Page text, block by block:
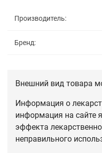
Производитель:
Бренд:
Внешний вид товара
Информация о
информация на сайте
эффекта
неправильного